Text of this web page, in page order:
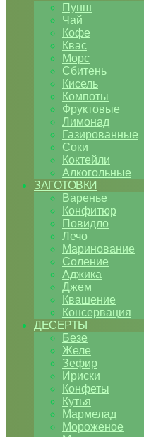
Пунш
Чай
Кофе
Квас
Морс
Сбитень
Кисель
Компоты
Фруктовые
Лимонад
Газированные
Соки
Коктейли
Алкогольные
ЗАГОТОВКИ
Варенье
Конфитюр
Повидло
Лечо
Маринование
Соление
Аджика
Джем
Квашение
Консервация
ДЕСЕРТЫ
Безе
Желе
Зефир
Ириски
Конфеты
Кутья
Мармелад
Мороженое